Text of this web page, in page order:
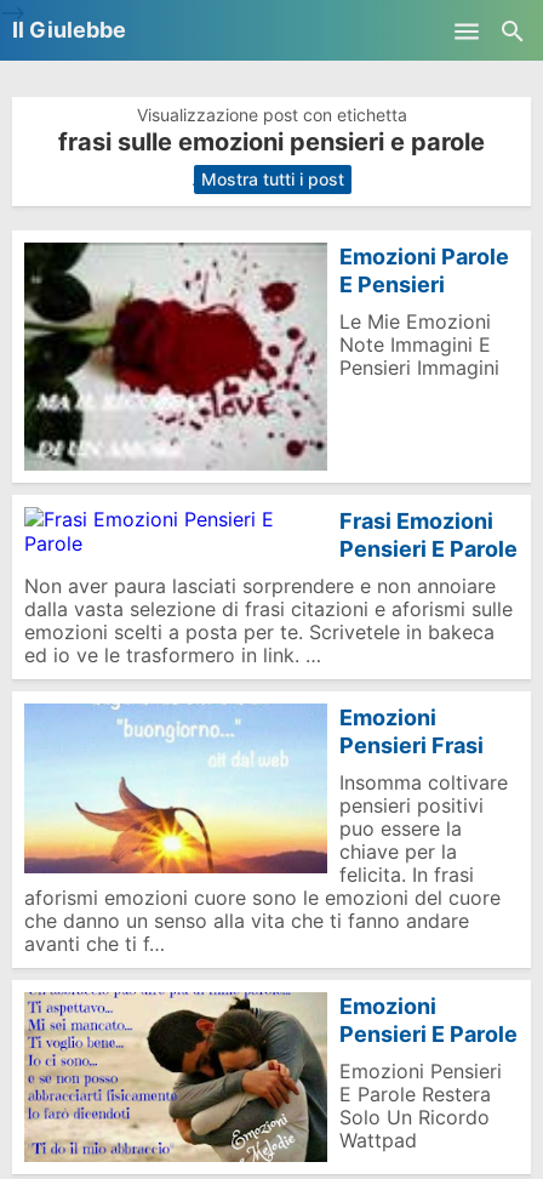
Il Giulebbe
Visualizzazione post con etichetta
frasi sulle emozioni pensieri e parole
. Mostra tutti i post
Emozioni Parole
E Pensieri
Le Mie Emozioni
Note Immagini E
Pensieri Immagini
Frasi Emozioni
Pensieri E Parole
Non aver paura lasciati sorprendere e non annoiare
dalla vasta selezione di frasi citazioni e aforismi sulle
emozioni scelti a posta per te. Scrivetele in bakeca
ed io ve le trasformero in link. …
Emozioni
Pensieri Frasi
Insomma coltivare
pensieri positivi
puo essere la
chiave per la
felicita. In frasi
aforismi emozioni cuore sono le emozioni del cuore
che danno un senso alla vita che ti fanno andare
avanti che ti f…
Emozioni
Pensieri E Parole
Emozioni Pensieri
E Parole Restera
Solo Un Ricordo
Wattpad